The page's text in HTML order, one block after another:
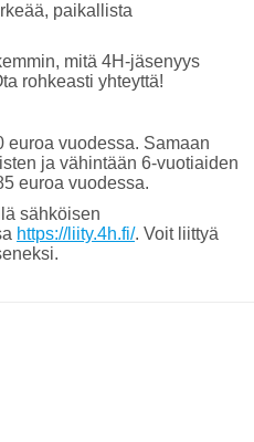
paikallista
mitä 4H-jäsenyys
rohkeasti yhteyttä!
euroa vuodessa. Samaan
ja vähintään 6-vuotiaiden
euroa vuodessa.
sähköisen
https://liity.4h.fi/. Voit liittyä